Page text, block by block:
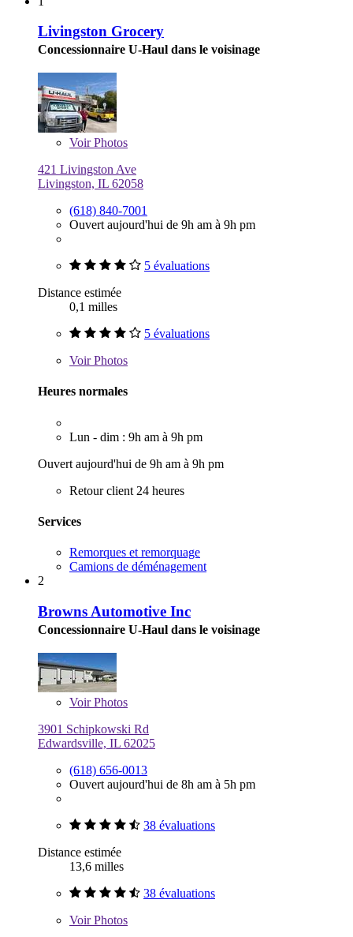
Livingston Grocery
Concessionnaire U-Haul dans le voisinage
VoirPhotos
421 Livingston Ave
Livingston, IL 62058
(618) 840-7001
Ouvert aujourd'hui de 9h am à 9h pm
5 évaluations
Distance estimée
0,1 milles
5 évaluations
VoirPhotos
Heures normales
Lun - dim : 9h am à 9h pm
Ouvert aujourd'hui de 9h am à 9h pm
Retour client 24 heures
Services
Remorques et remorquage
Camions de déménagement
2
Browns Automotive Inc
Concessionnaire U-Haul dans le voisinage
VoirPhotos
3901 Schipkowski Rd
Edwardsville, IL 62025
(618) 656-0013
Ouvert aujourd'hui de 8h am à 5h pm
38 évaluations
Distance estimée
13,6 milles
38 évaluations
VoirPhotos